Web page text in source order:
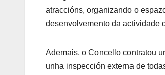
atraccións, organizando o
desenvolvemento da actividade
Ademais, o Concello contratou
unha inspección externa de